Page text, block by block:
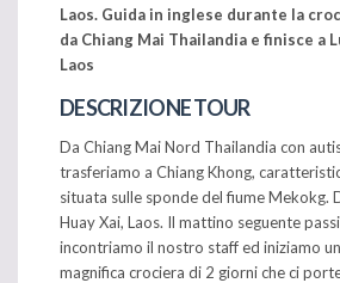
Laos. Guida in inglese durante la
da Chiang Mai Thailandia e finisce a
Laos
DESCRIZIONE TOUR
Da Chiang Mai Nord Thailandia con
trasferiamo a Chiang Khong,
situata sulle sponde del fiume Mekokg.
Huay Xai, Laos. Il mattino seguente
incontriamo il nostro staff ed iniziamo
magnifica crociera di 2 giorni che ci